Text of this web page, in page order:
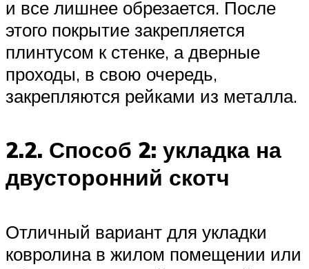
и все лишнее обрезается. После
этого покрытие закрепляется
плинтусом к стенке, а дверные
проходы, в свою очередь,
закрепляются рейками из металла.
2.2. Способ 2: укладка на
двусторонний скотч
Отличный вариант для укладки
ковролина в жилом помещении или